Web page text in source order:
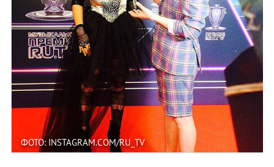
ФОТО: INSTAGRAM.COM/RU_TV